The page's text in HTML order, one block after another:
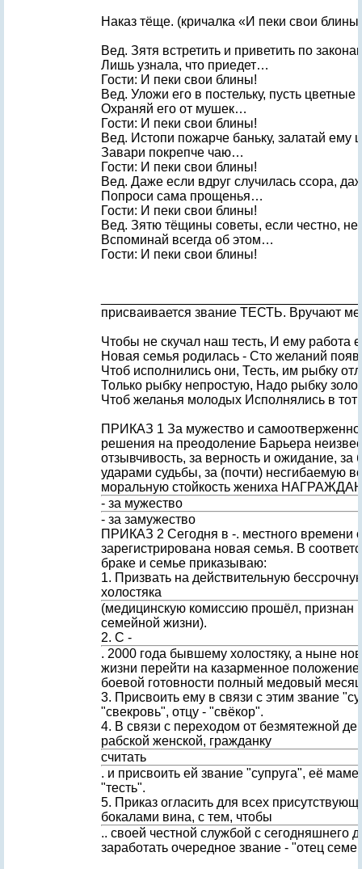
Наказ тёще. (кричалка «И пеки свои
Вед. Зятя встретить и приветить по
Лишь узнала, что приедет…
Гости: И пеки свои блины!
Вед. Уложи его в постельку, пусть цветные
Охраняй его от мушек…
Гости: И пеки свои блины!
Вед. Истопи пожарче баньку, залатай ему
Завари покрепче чаю…
Гости: И пеки свои блины!
Вед. Даже если вдруг случилась ссора,
Попроси сама прощенья…
Гости: И пеки свои блины!
Вед. Зятю тёщины советы, если честно,
Вспоминай всегда об этом…
Гости: И пеки свои блины!
присваивается звание ТЕСТЬ. Вручают
Чтобы не скучал наш тесть, И ему работа
Новая семья родилась - Сто желаний
Чтоб исполнились они, Тесть, им рыбку
Только рыбку непростую, Надо рыбку
Чтоб желанья молодых Исполнялись в тот
ПРИКАЗ 1 За мужество и
решения на преодоление Барьера
отзывчивость, за верность и ожидание, за
ударами судьбы, за (почти) несгибаемую
моральную стойкость жениха
- за мужество
- за замужество
ПРИКАЗ 2 Сегодня в -. местного времени
зарегистрирована новая семья. В
браке и семье приказываю:
1. Призвать на действительную
холостяка
(медицинскую комиссию прошёл, признан
семейной жизни).
2. С -
. 2000 года бывшему холостяку, а ныне
жизни перейти на казарменное положение
боевой готовности полный медовый
3. Присвоить ему в связи с этим звание
"свекровь", отцу - "свёкор".
4. В связи с переходом от безмятежной
рабской женской, гражданку
считать
. и присвоить ей звание "супруга", её
"тесть".
5. Приказ огласить для всех
бокалами вина, с тем, чтобы
.. своей честной службой с сегодняшнего
заработать очередное звание - "отец